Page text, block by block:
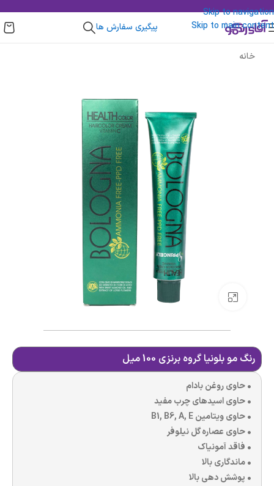
Skip to navigation
Skip to main content
پیگیری سفارش ها
خانه
رنگ مو بلونیا گروه برنزی 100 میل
• حاوی روغن بادام
• حاوی اسیدهای چرب مفید
• حاوی ویتامین B1, B6, A, E
• حاوی عصاره گل نیلوفر
• فاقد آمونیاک
• ماندگاری بالا
• پوشش دهی بالا